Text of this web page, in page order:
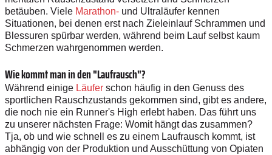
betäuben. Viele Marathon- und Ultraläufer kennen
Situationen, bei denen erst nach Zieleinlauf Schrammen und
Blessuren spürbar werden, während beim Lauf selbst kaum
Schmerzen wahrgenommen werden.
Wie kommt man in den "Laufrausch"?
Während einige Läufer schon häufig in den Genuss des
sportlichen Rauschzustands gekommen sind, gibt es andere,
die noch nie ein Runner's High erlebt haben. Das führt uns
zu unserer nächsten Frage: Womit hängt das zusammen?
Tja, ob und wie schnell es zu einem Laufrausch kommt, ist
abhängig von der Produktion und Ausschüttung von Opiaten